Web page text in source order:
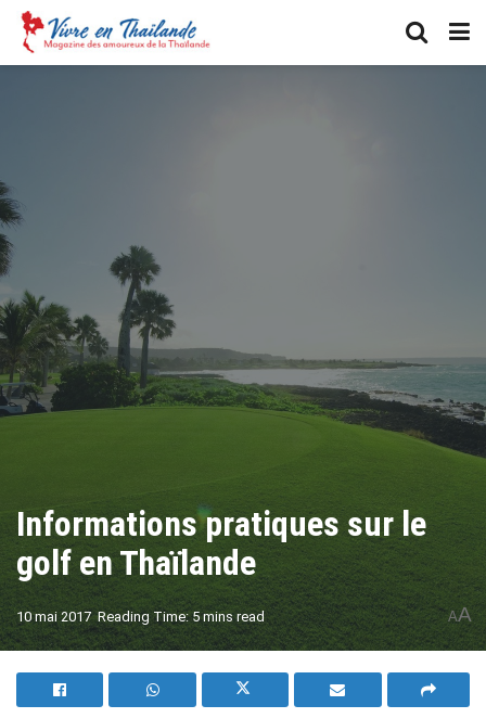
Informations pratiques sur le
golf en Thaïlande
10 mai 2017 Reading Time: 5 mins read AA